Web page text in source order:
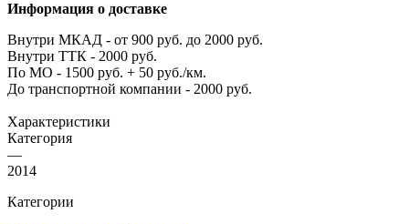
Информация о доставке
Внутри МКАД - от 900 руб. до 2000 руб.
Внутри ТТК - 2000 руб.
По МО - 1500 руб. + 50 руб./км.
До транспортной компании - 2000 руб.
Характеристики
Категория
—
2014
Категории